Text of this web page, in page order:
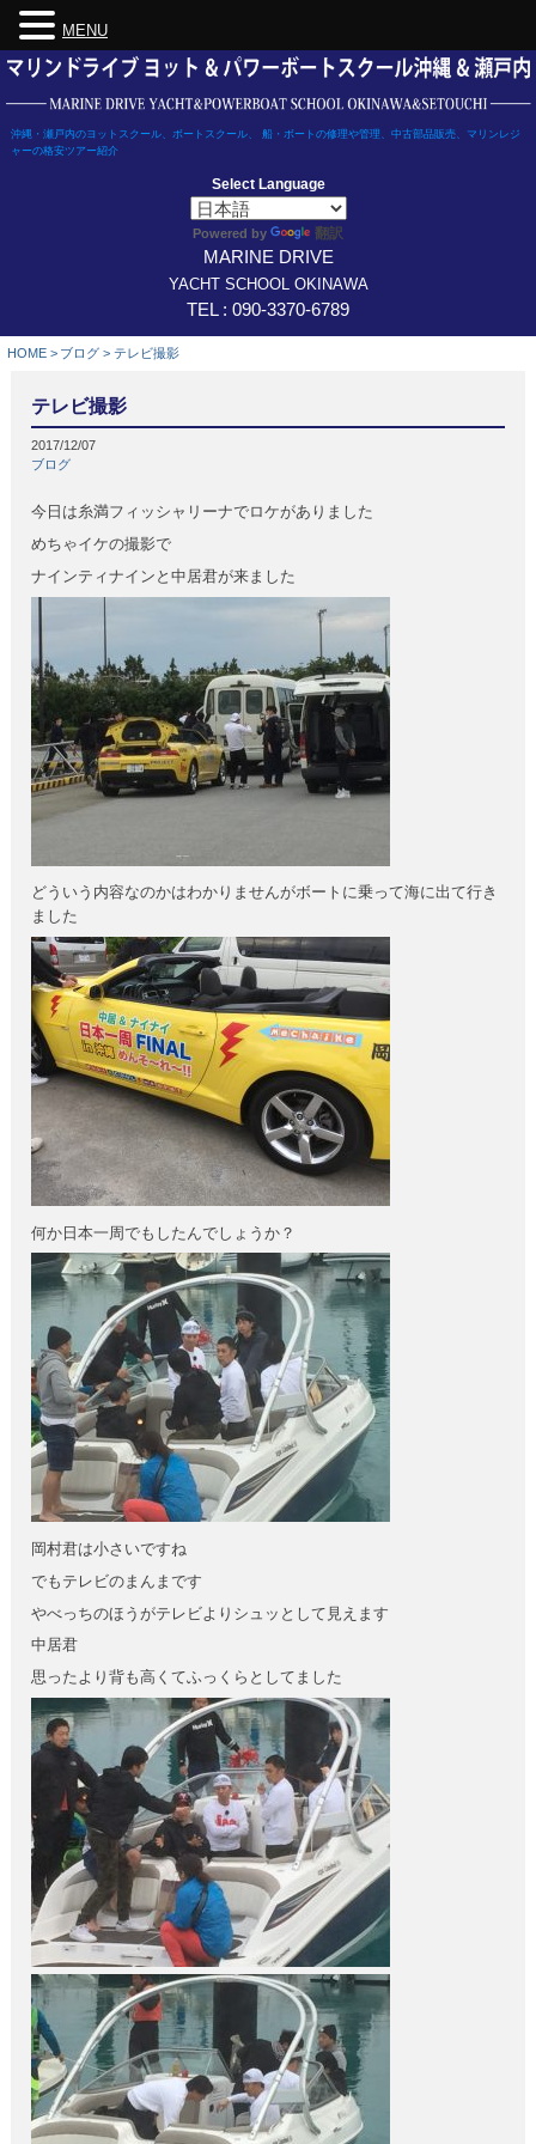
Skip
content
沖縄・瀬戸内のヨットスクール、ボートスクール、 船・ボートの修理や管理、中古部品販売、マリンレジ
ャーの格安ツアー紹介
Select Language
Powered by 翻訳
MARINE DRIVE
YACHT SCHOOL OKINAWA
TEL : 090-3370-6789
HOME > ブログ > テレビ撮影
テレビ撮影
2017/12/07
ブログ
今日は糸満フィッシャリーナでロケがありました
めちゃイケの撮影で
ナインティナインと中居君が来ました
どういう内容なのかはわかりませんがボートに乗って海に出て行き
ました
何か日本一周でもしたんでしょうか？
岡村君は小さいですね
でもテレビのまんまです
やべっちのほうがテレビよりシュッとして見えます
中居君
思ったより背も高くてふっくらとしてました
MENU